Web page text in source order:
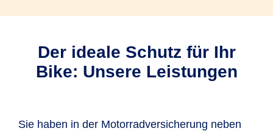
Der ideale Schutz für Ihr
Bike: Unsere Leistungen
Sie haben in der Motorradversicherung neben